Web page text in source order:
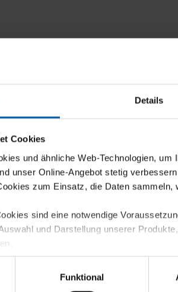
Details
Cookies
und ähnliche Web-Technologien,
unser Online-Angebot stetig
zum Einsatz, die Daten
sind eine notwendige
und Darstellung unserer
Angebote, Anzeigen und
und Tracking-Zwecke zur Analyse
Funktional